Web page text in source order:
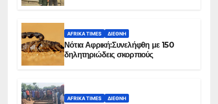
AFRIKA TIMES ΔΙΕΘΝΉ
Νότια Αφρική:Συνελήφθη με 150
δηλητηριώδεις σκορπιούς
AFRIKA TIMES ΔΙΕΘΝΉ